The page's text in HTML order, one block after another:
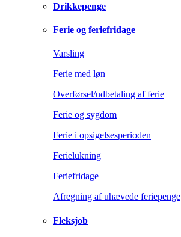
Drikkepenge
Ferie og feriefridage
Varsling
Ferie med løn
Overførsel/udbetaling af ferie
Ferie og sygdom
Ferie i opsigelsesperioden
Ferielukning
Feriefridage
Afregning af uhævede feriepenge
Fleksjob